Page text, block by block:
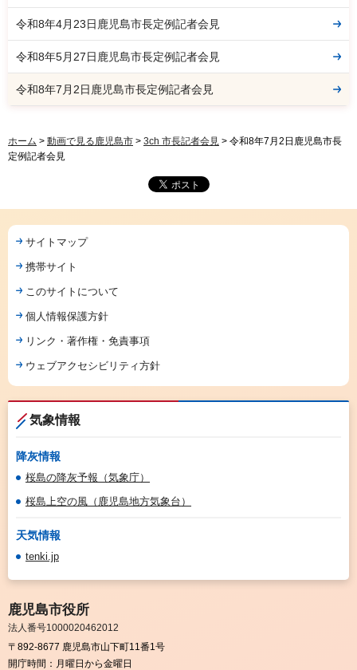
令和8年4月23日鹿児島市長定例記者会見
令和8年5月27日鹿児島市長定例記者会見
令和8年7月2日鹿児島市長定例記者会見
ホーム > 動画で見る鹿児島市 > 3ch 市長記者会見 > 令和8年7月2日鹿児島市長
定例記者会見
サイトマップ
携帯サイト
このサイトについて
個人情報保護方針
リンク・著作権・免責事項
ウェブアクセシビリティ方針
気象情報
降灰情報
桜島の降灰予報（気象庁）
桜島上空の風（鹿児島地方気象台）
天気情報
tenki.jp
鹿児島市役所
法人番号1000020462012
〒892-8677 鹿児島市山下町11番1号
開庁時間： 月曜日から金曜日